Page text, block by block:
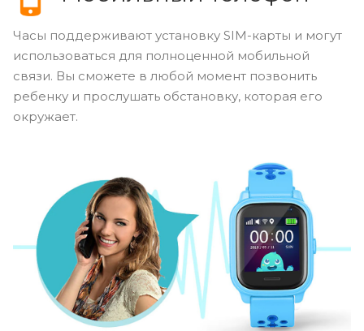
Часы поддерживают установку SIM-карты и могут
использоваться для полноценной мобильной
связи. Вы сможете в любой момент позвонить
ребенку и прослушать обстановку, которая его
окружает.